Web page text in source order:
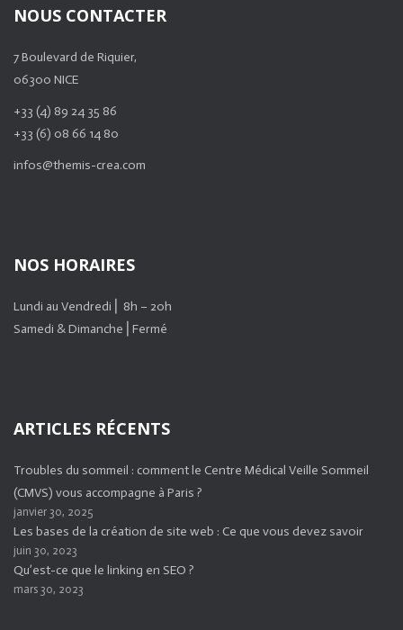
NOUS CONTACTER
7 Boulevard de Riquier,
06300 NICE
+33 (4) 89 24 35 86
+33 (6) 08 66 14 80
infos@themis-crea.com
NOS HORAIRES
Lundi au Vendredi ⎜ 8h – 20h
Samedi & Dimanche ⎜Fermé
ARTICLES RÉCENTS
Troubles du sommeil : comment le Centre Médical Veille Sommeil
(CMVS) vous accompagne à Paris ?
janvier 30, 2025
Les bases de la création de site web : Ce que vous devez savoir
juin 30, 2023
Qu’est-ce que le linking en SEO ?
mars 30, 2023